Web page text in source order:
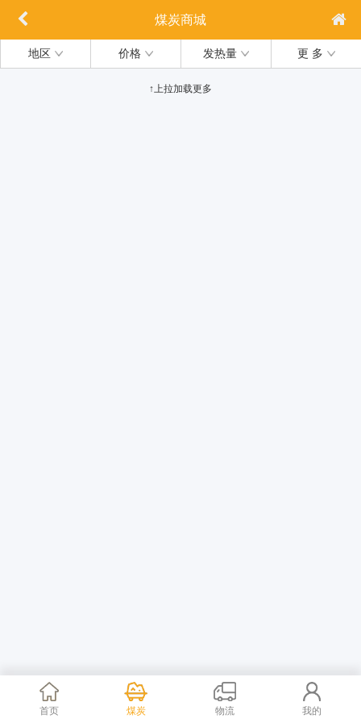
煤炭商城
地区 价格 发热量 更 多
↑上拉加载更多
首页 煤炭 物流 我的